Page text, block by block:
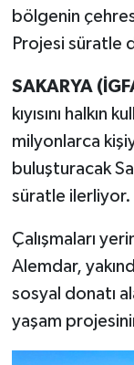
bölgenin
Projesi süratle
SAKARYA
kıyısını halkın
milyonlarca
buluşturacak
süratle ilerliyor.
Çalışmaları
Alemdar,
sosyal donatı
yaşam